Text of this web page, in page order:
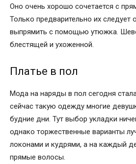
Оно очень хорошо сочетается с
Только предварительно их следует
выпрямить с помощью утюжка.
блестящей и ухоженной.
Платье в пол
Мода на наряды в пол сегодня
сейчас такую одежду многие
будние дни. Тут выбор укладки
однако торжественные варианты
локонами и кудрями, а на каждый
прямые волосы.